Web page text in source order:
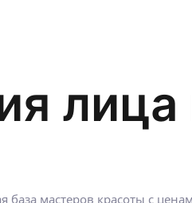
мастеров красоты с